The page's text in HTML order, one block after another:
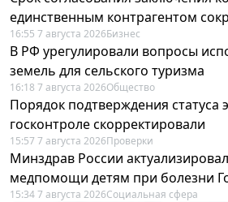
единственным контрагентом
16:55 7 августа 2026Бизнес
В РФ урегулировали вопросы
земель для сельского туризма
16:18 7 августа 2026Общество
Порядок подтверждения статуса
госконтроле скорректировали
15:57 7 августа 2026Проверки
Минздрав России
медпомощи детям при болезни
15:34 7 августа 2026Социальная сфера